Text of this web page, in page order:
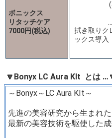
ボニックス
リタッチケア
7000円(税込)
拭き取り
ックス導入
🔽Bonyx LC Aura KIt とは
～Bonyx～LC Aura KIt～
先進の美容研究から生まれ
最新の美容技術を駆使した成